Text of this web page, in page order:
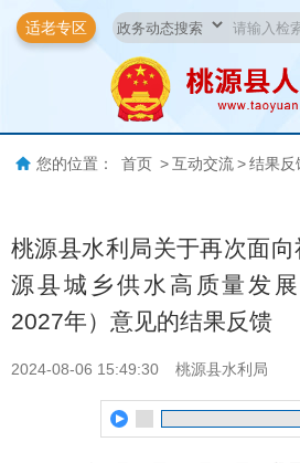
适老专区
您的位置： 首页 > 互动交流 > 结果反
桃源县水利局关于再次面
源县城乡供水高质量发
2027年）意见的结果反馈
2024-08-06 15:49:30 桃源县水利局